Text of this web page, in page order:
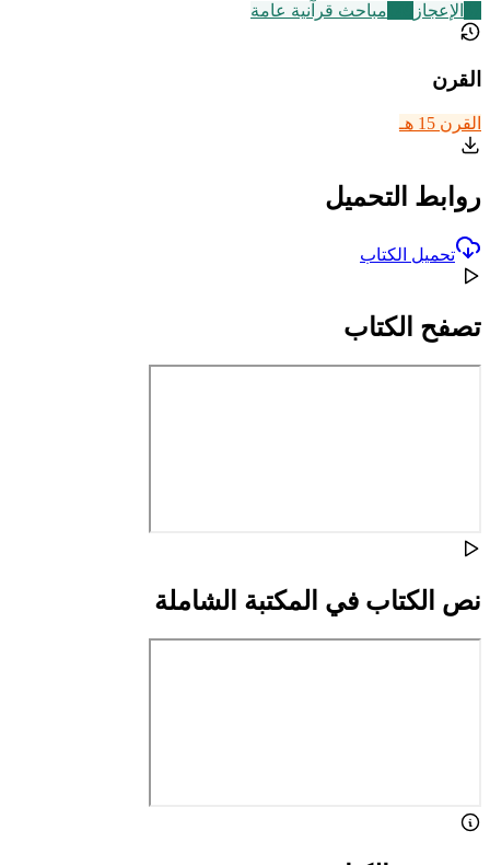
الإعجاز مباحث قرآنية عامة
القرن
القرن 15 هـ
روابط التحميل
تحميل الكتاب
تصفح الكتاب
نص الكتاب في المكتبة الشاملة